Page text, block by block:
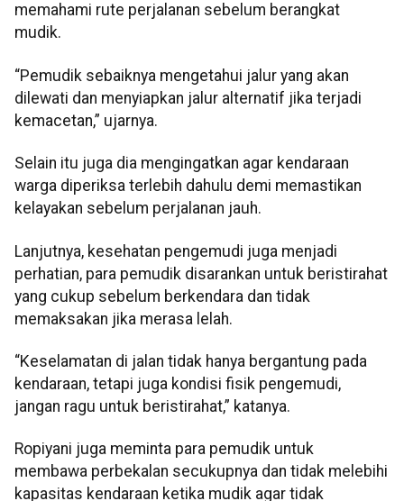
memahami rute perjalanan sebelum berangkat
mudik.
“Pemudik sebaiknya mengetahui jalur yang akan
dilewati dan menyiapkan jalur alternatif jika terjadi
kemacetan,” ujarnya.
Selain itu juga dia mengingatkan agar kendaraan
warga diperiksa terlebih dahulu demi memastikan
kelayakan sebelum perjalanan jauh.
Lanjutnya, kesehatan pengemudi juga menjadi
perhatian, para pemudik disarankan untuk beristirahat
yang cukup sebelum berkendara dan tidak
memaksakan jika merasa lelah.
“Keselamatan di jalan tidak hanya bergantung pada
kendaraan, tetapi juga kondisi fisik pengemudi,
jangan ragu untuk beristirahat,” katanya.
Ropiyani juga meminta para pemudik untuk
membawa perbekalan secukupnya dan tidak melebihi
kapasitas kendaraan ketika mudik agar tidak